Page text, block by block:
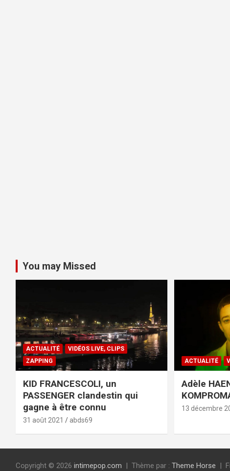
You may Missed
ACTUALITÉ
VIDÉOS LIVE, CLIPS
ZAPPING
KID FRANCESCOLI, un
PASSENGER clandestin qui
gagne à être connu
31 août 2021 abds69
ACTUALITÉ
Adèle
13 décembre
Copyright © 2026 intimepop.com Thème par : Theme Horse